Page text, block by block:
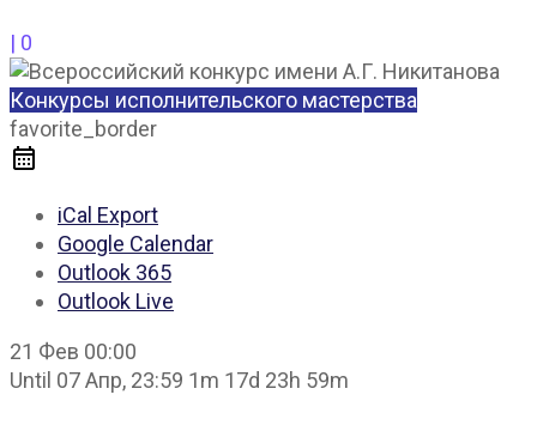
| 0
Конкурсы исполнительского мастерства
favorite_border
iCal Export
Google Calendar
Outlook 365
Outlook Live
21 Фев 00:00
Until 07 Апр, 23:59 1m 17d 23h 59m